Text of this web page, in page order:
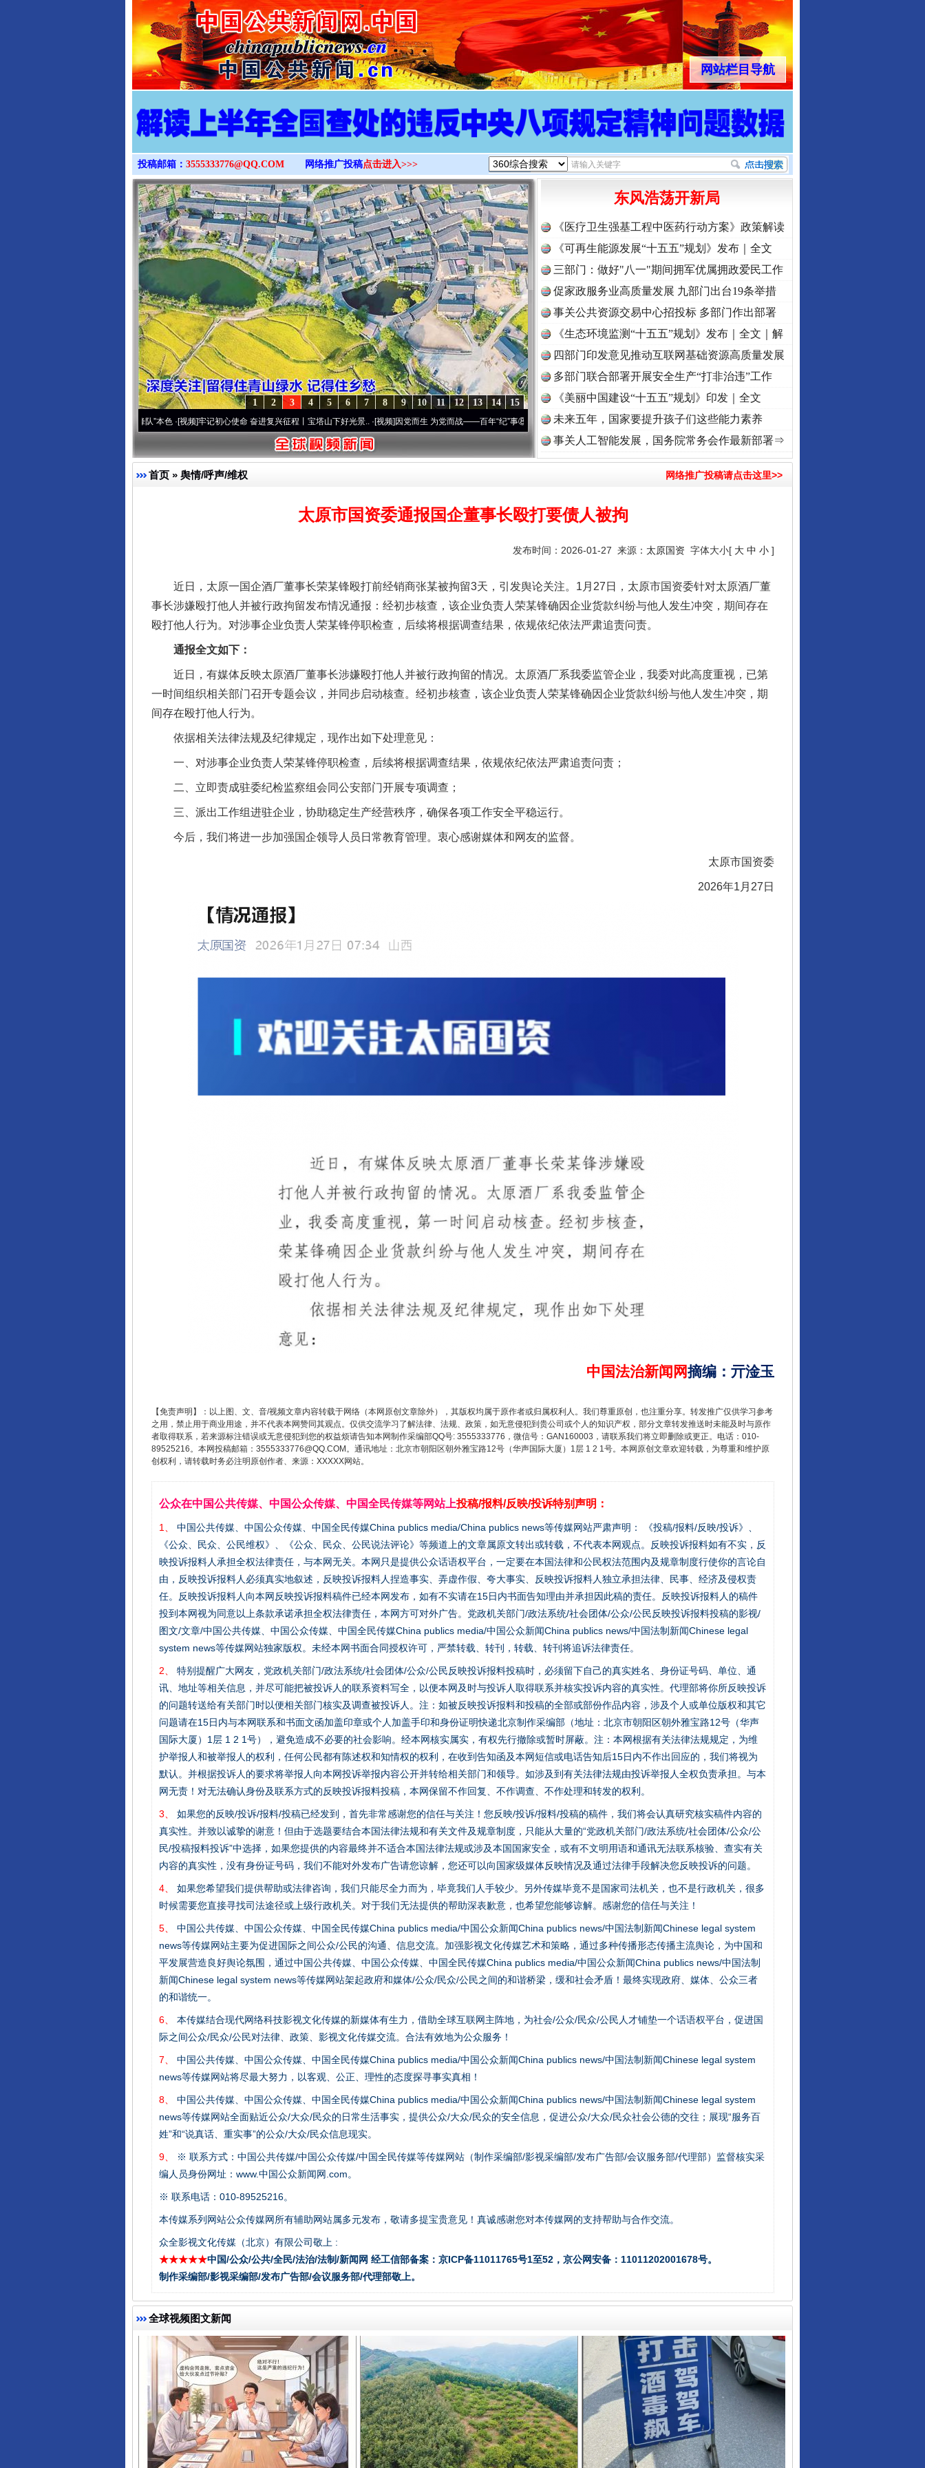
>
网站栏目导航
投稿邮箱： 3555333776@QQ.COM 网络推广投稿点击进入>>>
15
14
13
12
11
10
9
8
7
6
5
4
3
2
1
·[视频]牢记初心使命 奋进复兴征程丨宝塔山下好光景..·[视频]因党而生 为党而战——百年“纪”事⑧加强纪律.. ·[视频]牢记初心使命 奋进复兴征程丨“转折之城”激荡..·[视频]牢记初心使命 奋进复兴征程丨红船起航处 潮起..
东风浩荡开新局
《医疗卫生强基工程中医药行动方案》政策解读
《可再生能源发展“十五五”规划》发布｜全文
三部门：做好"八一"期间拥军优属拥政爱民工作
促家政服务业高质量发展 九部门出台19条举措
事关公共资源交易中心招投标 多部门作出部署
《生态环境监测“十五五”规划》发布｜全文｜解
读
四部门印发意见推动互联网基础资源高质量发展
多部门联合部署开展安全生产“打非治违”工作
《美丽中国建设“十五五”规划》印发｜全文
未来五年，国家要提升孩子们这些能力素养
事关人工智能发展，国务院常务会作最新部署⇒
首页 » 舆情/呼声/维权 网络推广投稿请点击这里>>
太原市国资委通报国企董事长殴打要债人被拘
发布时间：2026-01-27 来源： 太原国资 字体大小[ 大 中 小 ]
近日，太原一国企酒厂董事长荣某锋殴打前经销商张某被拘留3天，引发舆论关注。1月27日，太原市国资委针对太原酒厂董
事长涉嫌殴打他人并被行政拘留发布情况通报：经初步核查，该企业负责人荣某锋确因企业货款纠纷与他人发生冲突，期间存在
殴打他人行为。对涉事企业负责人荣某锋停职检查，后续将根据调查结果，依规依纪依法严肃追责问责。
通报全文如下：
近日，有媒体反映太原酒厂董事长涉嫌殴打他人并被行政拘留的情况。太原酒厂系我委监管企业，我委对此高度重视，已第
一时间组织相关部门召开专题会议，并同步启动核查。经初步核查，该企业负责人荣某锋确因企业货款纠纷与他人发生冲突，期
间存在殴打他人行为。
依据相关法律法规及纪律规定，现作出如下处理意见：
一、对涉事企业负责人荣某锋停职检查，后续将根据调查结果，依规依纪依法严肃追责问责；
二、立即责成驻委纪检监察组会同公安部门开展专项调查；
三、派出工作组进驻企业，协助稳定生产经营秩序，确保各项工作安全平稳运行。
今后，我们将进一步加强国企领导人员日常教育管理。衷心感谢媒体和网友的监督。
太原市国资委
2026年1月27日
中国法治新闻网摘编 ： 亓淦玉
【免责声明】：以上图、文、音/视频文章内容转载于网络（本网原创文章除外），其版权均属于原作者或归属权利人。我们尊重原创，也注重分享。转发推广仅供学习参考
之用，禁止用于商业用途，并不代表本网赞同其观点。仅供交流学习了解法律、法规、政策，如无意侵犯到贵公司或个人的知识产权，部分文章转发推送时未能及时与原作
者取得联系，若来源标注错误或无意侵犯到您的权益烦请告知本网制作采编部QQ号: 3555333776，微信号：GAN160003，请联系我们将立即删除或更正。电话：010-
89525216。本网投稿邮箱：3555333776@QQ.COM。通讯地址：北京市朝阳区朝外雅宝路12号（华声国际大厦）1层 1 2 1号。本网原创文章欢迎转载，为尊重和维护原
创权利，请转载时务必注明原创作者、来源：XXXXX网站。
公众在中国公共传媒、中国公众传媒、中国全民传媒等网站上投稿/报料/反映/投诉特别声明：
1、
中国公共传媒、中国公众传媒、中国全民传媒China publics media/China publics news等传媒网站严肃声明： 《投稿/报料/反映/投诉》、
《公众、民众、公民维权》、《公众、民众、公民说法评论》等频道上的文章属原文转出或转载，不代表本网观点。反映投诉报料如有不实，反
映投诉报料人承担全权法律责任，与本网无关。本网只是提供公众话语权平台，一定要在本国法律和公民权法范围内及规章制度行使你的言论自
由，反映投诉报料人必须真实地叙述，反映投诉报料人捏造事实、弄虚作假、夸大事实、反映投诉报料人独立承担法律、民事、经济及侵权责
任。反映投诉报料人向本网反映投诉报料稿件已经本网发布，如有不实请在15日内书面告知理由并承担因此稿的责任。反映投诉报料人的稿件
投到本网视为同意以上条款承诺承担全权法律责任，本网方可对外广告。党政机关部门/政法系统/社会团体/公众/公民反映投诉报料投稿的影视/
图文/文章/中国公共传媒、中国公众传媒、中国全民传媒China publics media/中国公众新闻China publics news/中国法制新闻Chinese legal
system news等传媒网站独家版权。未经本网书面合同授权许可，严禁转载、转刊，转载、转刊将追诉法律责任。
2、
特别提醒广大网友，党政机关部门/政法系统/社会团体/公众/公民反映投诉报料投稿时，必须留下自己的真实姓名、身份证号码、单位、通
讯、地址等相关信息，并尽可能把被投诉人的联系资料写全，以便本网及时与投诉人取得联系并核实投诉内容的真实性。代理部将你所反映投诉
的问题转送给有关部门时以便相关部门核实及调查被投诉人。注：如被反映投诉报料和投稿的全部或部份作品内容，涉及个人或单位版权和其它
问题请在15日内与本网联系和书面文函加盖印章或个人加盖手印和身份证明快递北京制作采编部（地址：北京市朝阳区朝外雅宝路12号（华声
国际大厦）1层 1 2 1号），避免造成不必要的社会影响。经本网核实属实，有权先行撤除或暂时屏蔽。注：本网根据有关法律法规规定，为维
护举报人和被举报人的权利，任何公民都有陈述权和知情权的权利，在收到告知函及本网短信或电话告知后15日内不作出回应的，我们将视为
默认。并根据投诉人的要求将举报人向本网投诉举报内容公开并转给相关部门和领导。如涉及到有关法律法规由投诉举报人全权负责承担。与本
网无责！对无法确认身份及联系方式的反映投诉报料投稿，本网保留不作回复、不作调查、不作处理和转发的权利。
3、
如果您的反映/投诉/报料/投稿已经发到，首先非常感谢您的信任与关注！您反映/投诉/报料/投稿的稿件，我们将会认真研究核实稿件内容的
真实性。并致以诚挚的谢意！但由于选题要结合本国法律法规和有关文件及规章制度，只能从大量的“党政机关部门/政法系统/社会团体/公众/公
民/投稿报料投诉”中选择，如果您提供的内容最终并不适合本国法律法规或涉及本国国家安全，或有不文明用语和通讯无法联系核验、查实有关
内容的真实性，没有身份证号码，我们不能对外发布广告请您谅解，您还可以向国家级媒体反映情况及通过法律手段解决您反映投诉的问题。
4、
如果您希望我们提供帮助或法律咨询，我们只能尽全力而为，毕竟我们人手较少。另外传媒毕竟不是国家司法机关，也不是行政机关，很多
时候需要您直接寻找司法途径或上级行政机关。对于我们无法提供的帮助深表歉意，也希望您能够谅解。感谢您的信任与关注！
5、
中国公共传媒、中国公众传媒、中国全民传媒China publics media/中国公众新闻China publics news/中国法制新闻Chinese legal system
news等传媒网站主要为促进国际之间公众/公民的沟通、信息交流。加强影视文化传媒艺术和策略，通过多种传播形态传播主流舆论，为中国和
平发展营造良好舆论氛围，通过中国公共传媒、中国公众传媒、中国全民传媒China publics media/中国公众新闻China publics news/中国法制
新闻Chinese legal system news等传媒网站架起政府和媒体/公众/民众/公民之间的和谐桥梁，缓和社会矛盾！最终实现政府、媒体、公众三者
的和谐统一。
6、
本传媒结合现代网络科技影视文化传媒的新媒体有生力，借助全球互联网主阵地，为社会/公众/民众/公民人才铺垫一个话语权平台，促进国
际之间公众/民众/公民对法律、政策、影视文化传媒交流。合法有效地为公众服务！
7、
中国公共传媒、中国公众传媒、中国全民传媒China publics media/中国公众新闻China publics news/中国法制新闻Chinese legal system
news等传媒网站将尽最大努力，以客观、公正、理性的态度探寻事实真相！
8、
中国公共传媒、中国公众传媒、中国全民传媒China publics media/中国公众新闻China publics news/中国法制新闻Chinese legal system
news等传媒网站全面贴近公众/大众/民众的日常生活事实，提供公众/大众/民众的安全信息，促进公众/大众/民众社会公德的交往；展现“服务百
姓”和“说真话、重实事”的公众/大众/民众信息现实。
9、
※ 联系方式：中国公共传媒/中国公众传媒/中国全民传媒等传媒网站（制作采编部/影视采编部/发布广告部/会议服务部/代理部）监督核实采
编人员身份网址：www.中国公众新闻网.com。
※ 联系电话：010-89525216。
本传媒系列网站公众传媒网所有辅助网站属多元发布，敬请多提宝贵意见！真诚感谢您对本传媒网的支持帮助与合作交流。
众全影视文化传媒（北京）有限公司敬上 :
★★★★★中国/公众/公共/全民/法治/法制/新闻网 经工信部备案：京ICP备11011765号1至52，京公网安备：11011202001678号。
制作采编部/影视采编部/发布广告部/会议服务部/代理部敬上。
全球视频图文新闻
完善运行机制助力责任有效落实 一纸欠条伤亲情 巡回调解促和解.. 行业协会接连发公告
东山县通报“牛蛙产品抗生素超标问题” 法徽映军营 权益有保障 让核能赋能千行百业
千年窑火 生生不息
揭开“小金库”的免责幌子 以产业富民促振兴 酒驾未被当场查获能处罚吗